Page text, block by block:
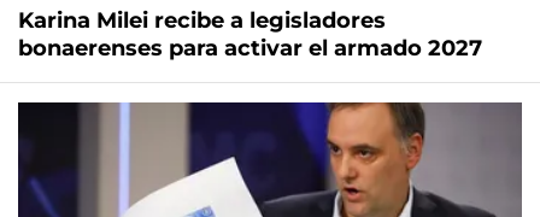
Karina Milei recibe a legisladores
bonaerenses para activar el armado 2027